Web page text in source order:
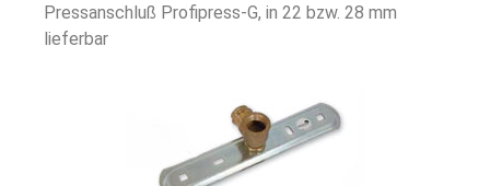
Pressanschluß Profipress-G, in 22 bzw. 28 mm
lieferbar